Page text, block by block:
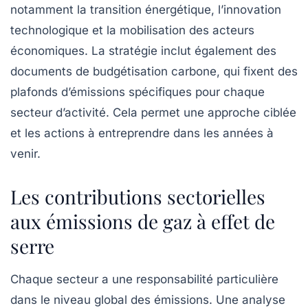
notamment la transition énergétique, l’innovation
technologique et la mobilisation des acteurs
économiques. La stratégie inclut également des
documents de budgétisation carbone, qui fixent des
plafonds d’émissions spécifiques pour chaque
secteur d’activité. Cela permet une approche ciblée
et les actions à entreprendre dans les années à
venir.
Les contributions sectorielles
aux émissions de gaz à effet de
serre
Chaque secteur a une responsabilité particulière
dans le niveau global des émissions. Une analyse